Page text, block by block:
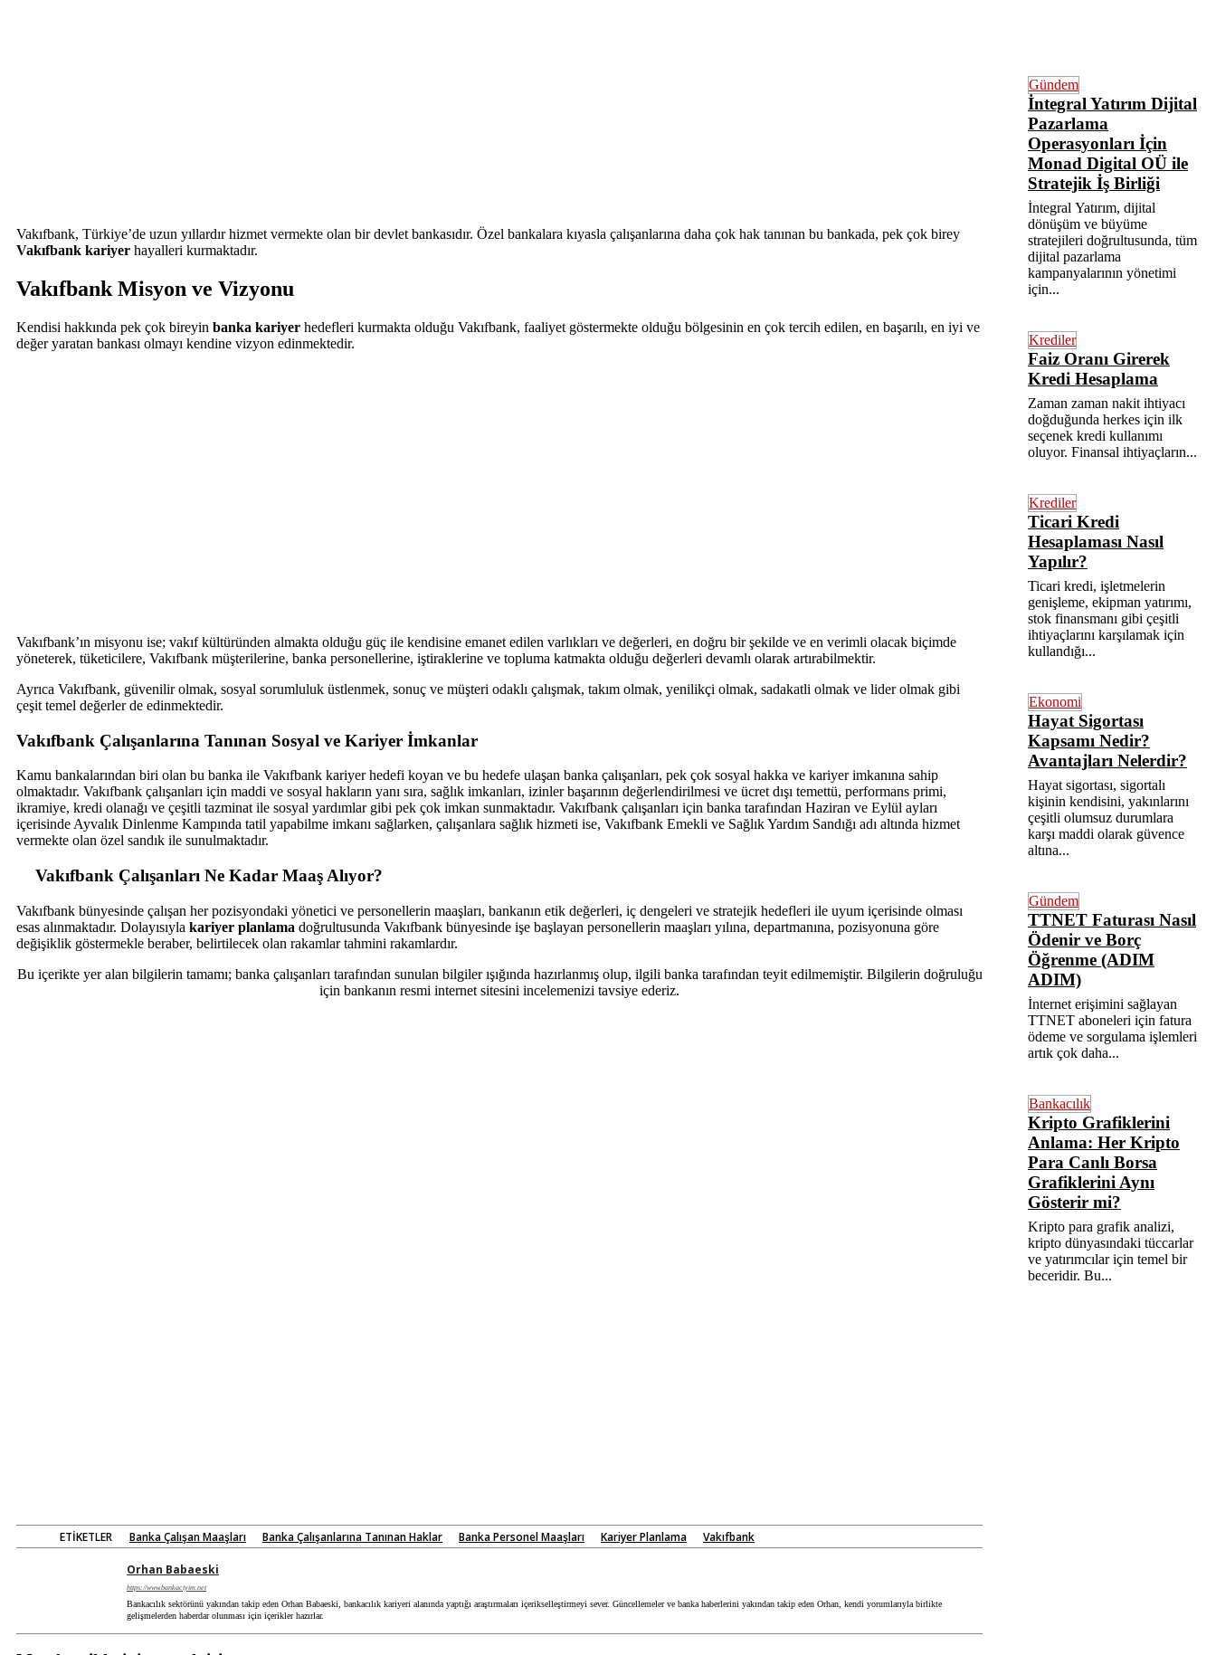
Vakıfbank, Türkiye’de uzun yıllardır hizmet vermekte olan bir devlet bankasıdır. Özel bankalara kıyasla çalışanlarına daha çok hak tanınan bu bankada, pek çok birey
Vakıfbank kariyer hayalleri kurmaktadır.
Vakıfbank Misyon ve Vizyonu
Kendisi hakkında pek çok bireyin banka kariyer hedefleri kurmakta olduğu Vakıfbank, faaliyet göstermekte olduğu bölgesinin en çok tercih edilen, en başarılı, en iyi ve
değer yaratan bankası olmayı kendine vizyon edinmektedir.
Vakıfbank’ın misyonu ise; vakıf kültüründen almakta olduğu güç ile kendisine emanet edilen varlıkları ve değerleri, en doğru bir şekilde ve en verimli olacak biçimde
yöneterek, tüketicilere, Vakıfbank müşterilerine, banka personellerine, iştiraklerine ve topluma katmakta olduğu değerleri devamlı olarak artırabilmektir.
Ayrıca Vakıfbank, güvenilir olmak, sosyal sorumluluk üstlenmek, sonuç ve müşteri odaklı çalışmak, takım olmak, yenilikçi olmak, sadakatli olmak ve lider olmak gibi
çeşit temel değerler de edinmektedir.
Vakıfbank Çalışanlarına Tanınan Sosyal ve Kariyer İmkanlar
Kamu bankalarından biri olan bu banka ile Vakıfbank kariyer hedefi koyan ve bu hedefe ulaşan banka çalışanları, pek çok sosyal hakka ve kariyer imkanına sahip
olmaktadır. Vakıfbank çalışanları için maddi ve sosyal hakların yanı sıra, sağlık imkanları, izinler başarının değerlendirilmesi ve ücret dışı temettü, performans primi,
ikramiye, kredi olanağı ve çeşitli tazminat ile sosyal yardımlar gibi pek çok imkan sunmaktadır. Vakıfbank çalışanları için banka tarafından Haziran ve Eylül ayları
içerisinde Ayvalık Dinlenme Kampında tatil yapabilme imkanı sağlarken, çalışanlara sağlık hizmeti ise, Vakıfbank Emekli ve Sağlık Yardım Sandığı adı altında hizmet
vermekte olan özel sandık ile sunulmaktadır.
Vakıfbank Çalışanları Ne Kadar Maaş Alıyor?
Vakıfbank bünyesinde çalışan her pozisyondaki yönetici ve personellerin maaşları, bankanın etik değerleri, iç dengeleri ve stratejik hedefleri ile uyum içerisinde olması
esas alınmaktadır. Dolayısıyla kariyer planlama doğrultusunda Vakıfbank bünyesinde işe başlayan personellerin maaşları yılına, departmanına, pozisyonuna göre
değişiklik göstermekle beraber, belirtilecek olan rakamlar tahmini rakamlardır.
Bu içerikte yer alan bilgilerin tamamı; banka çalışanları tarafından sunulan bilgiler ışığında hazırlanmış olup, ilgili banka tarafından teyit edilmemiştir. Bilgilerin doğruluğu
için bankanın resmi internet sitesini incelemenizi tavsiye ederiz.
ETIKETLER Banka Çalışan Maaşları Banka Çalışanlarına Tanınan Haklar Banka Personel Maaşları Kariyer Planlama Vakıfbank
Orhan Babaeski
https://www.bankaciyim.net
Bankacılık sektörünü yakından takip eden Orhan Babaeski, bankacılık kariyeri alanında yaptığı araştırmaları içerikselleştirmeyi sever. Güncellemeler ve banka haberlerini yakından takip eden Orhan, kendi yorumlarıyla birlikte
gelişmelerden haberdar olunması için içerikler hazırlar.
Gündem
İntegral Yatırım Dijital
Pazarlama
Operasyonları İçin
Monad Digital OÜ ile
Stratejik İş Birliği
İntegral Yatırım, dijital
dönüşüm ve büyüme
stratejileri doğrultusunda, tüm
dijital pazarlama
kampanyalarının yönetimi
için...
Krediler
Faiz Oranı Girerek
Kredi Hesaplama
Zaman zaman nakit ihtiyacı
doğduğunda herkes için ilk
seçenek kredi kullanımı
oluyor. Finansal ihtiyaçların...
Krediler
Ticari Kredi
Hesaplaması Nasıl
Yapılır?
Ticari kredi, işletmelerin
genişleme, ekipman yatırımı,
stok finansmanı gibi çeşitli
ihtiyaçlarını karşılamak için
kullandığı...
Ekonomi
Hayat Sigortası
Kapsamı Nedir?
Avantajları Nelerdir?
Hayat sigortası, sigortalı
kişinin kendisini, yakınlarını
çeşitli olumsuz durumlara
karşı maddi olarak güvence
altına...
Gündem
TTNET Faturası Nasıl
Ödenir ve Borç
Öğrenme (ADIM
ADIM)
İnternet erişimini sağlayan
TTNET aboneleri için fatura
ödeme ve sorgulama işlemleri
artık çok daha...
Bankacılık
Kripto Grafiklerini
Anlama: Her Kripto
Para Canlı Borsa
Grafiklerini Aynı
Gösterir mi?
Kripto para grafik analizi,
kripto dünyasındaki tüccarlar
ve yatırımcılar için temel bir
beceridir. Bu...